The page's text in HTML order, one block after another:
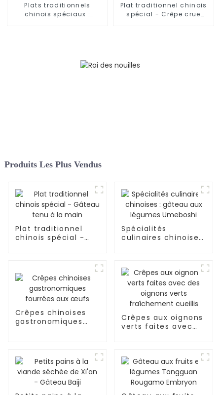
Plats traditionnels
chinois spéciaux :
Plat traditionnel chinois
spécial - Crêpe crue
Produits Les Plus Vendus
Plat traditionnel
chinois spécial -
Spécialités
culinaires chinoises
Crêpes chinoises
gastronomiques
Crêpes aux oignons
verts faites avec